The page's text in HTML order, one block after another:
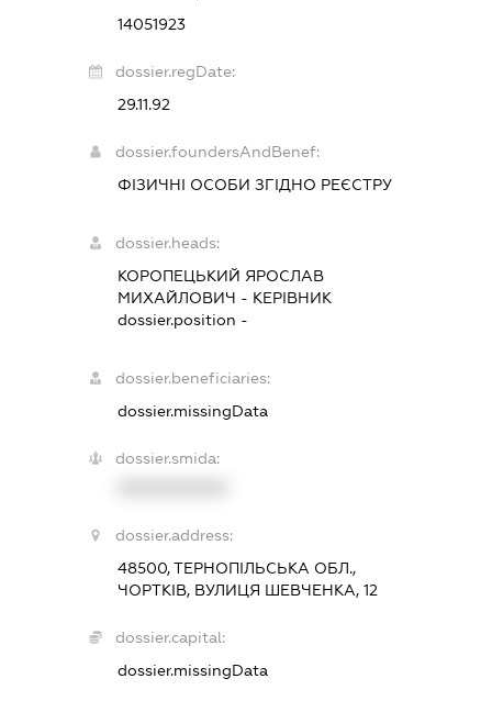
14051923
dossier.regDate:
29.11.92
dossier.foundersAndBenef:
ФІЗИЧНІ ОСОБИ ЗГІДНО РЕЄСТРУ
dossier.heads:
КОРОПЕЦЬКИЙ ЯРОСЛАВ
МИХАЙЛОВИЧ - КЕРІВНИК
dossier.position -
dossier.beneficiaries:
dossier.missingData
dossier.smida:
dossier.address:
48500, ТЕРНОПІЛЬСЬКА ОБЛ.,
ЧОРТКІВ, ВУЛИЦЯ ШЕВЧЕНКА, 12
dossier.capital:
dossier.missingData